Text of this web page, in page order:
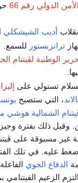
الدولي رقم 66
أديب الشيشكلي
ترانزيستور للسمع.
الوطنية لڤيتنام
تستولي على
، التي ستصبح
الشمالية هوشي
وقبل ذلك بفترة
غير مسبوقة على
عليه. في تلك
الدفاع الجوي
الزعيم